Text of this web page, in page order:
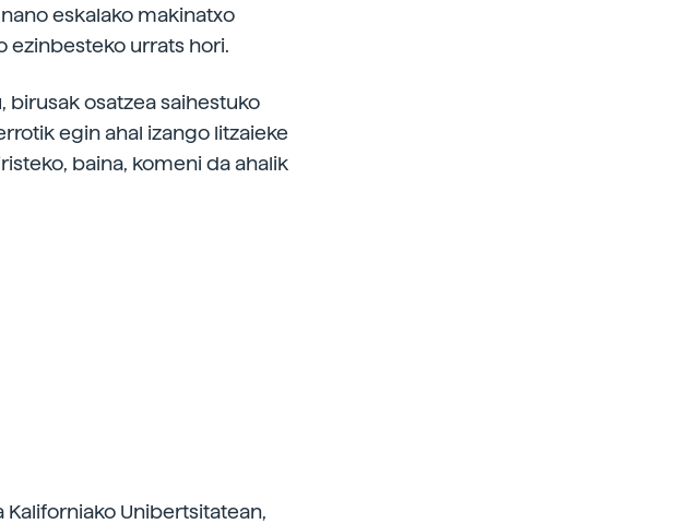
eskalako makinatxo
ezinbesteko urrats hori.
osatzea saihestuko
egin ahal izango litzaieke
baina, komeni da ahalik
Kaliforniako Unibertsitatean,